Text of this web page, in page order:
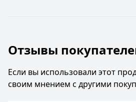
Отзывы
Если вы использовали этот
своим мнением с другими